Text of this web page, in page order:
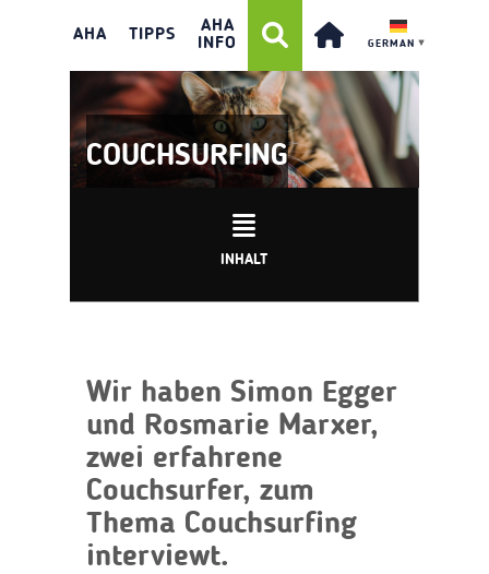
AHA TIPPS
AHA
INFO
GERMAN ▼
COUCHSURFING
INHALT
Wir haben Simon Egger
und Rosmarie Marxer,
zwei erfahrene
Couchsurfer, zum
Thema Couchsurfing
interviewt.